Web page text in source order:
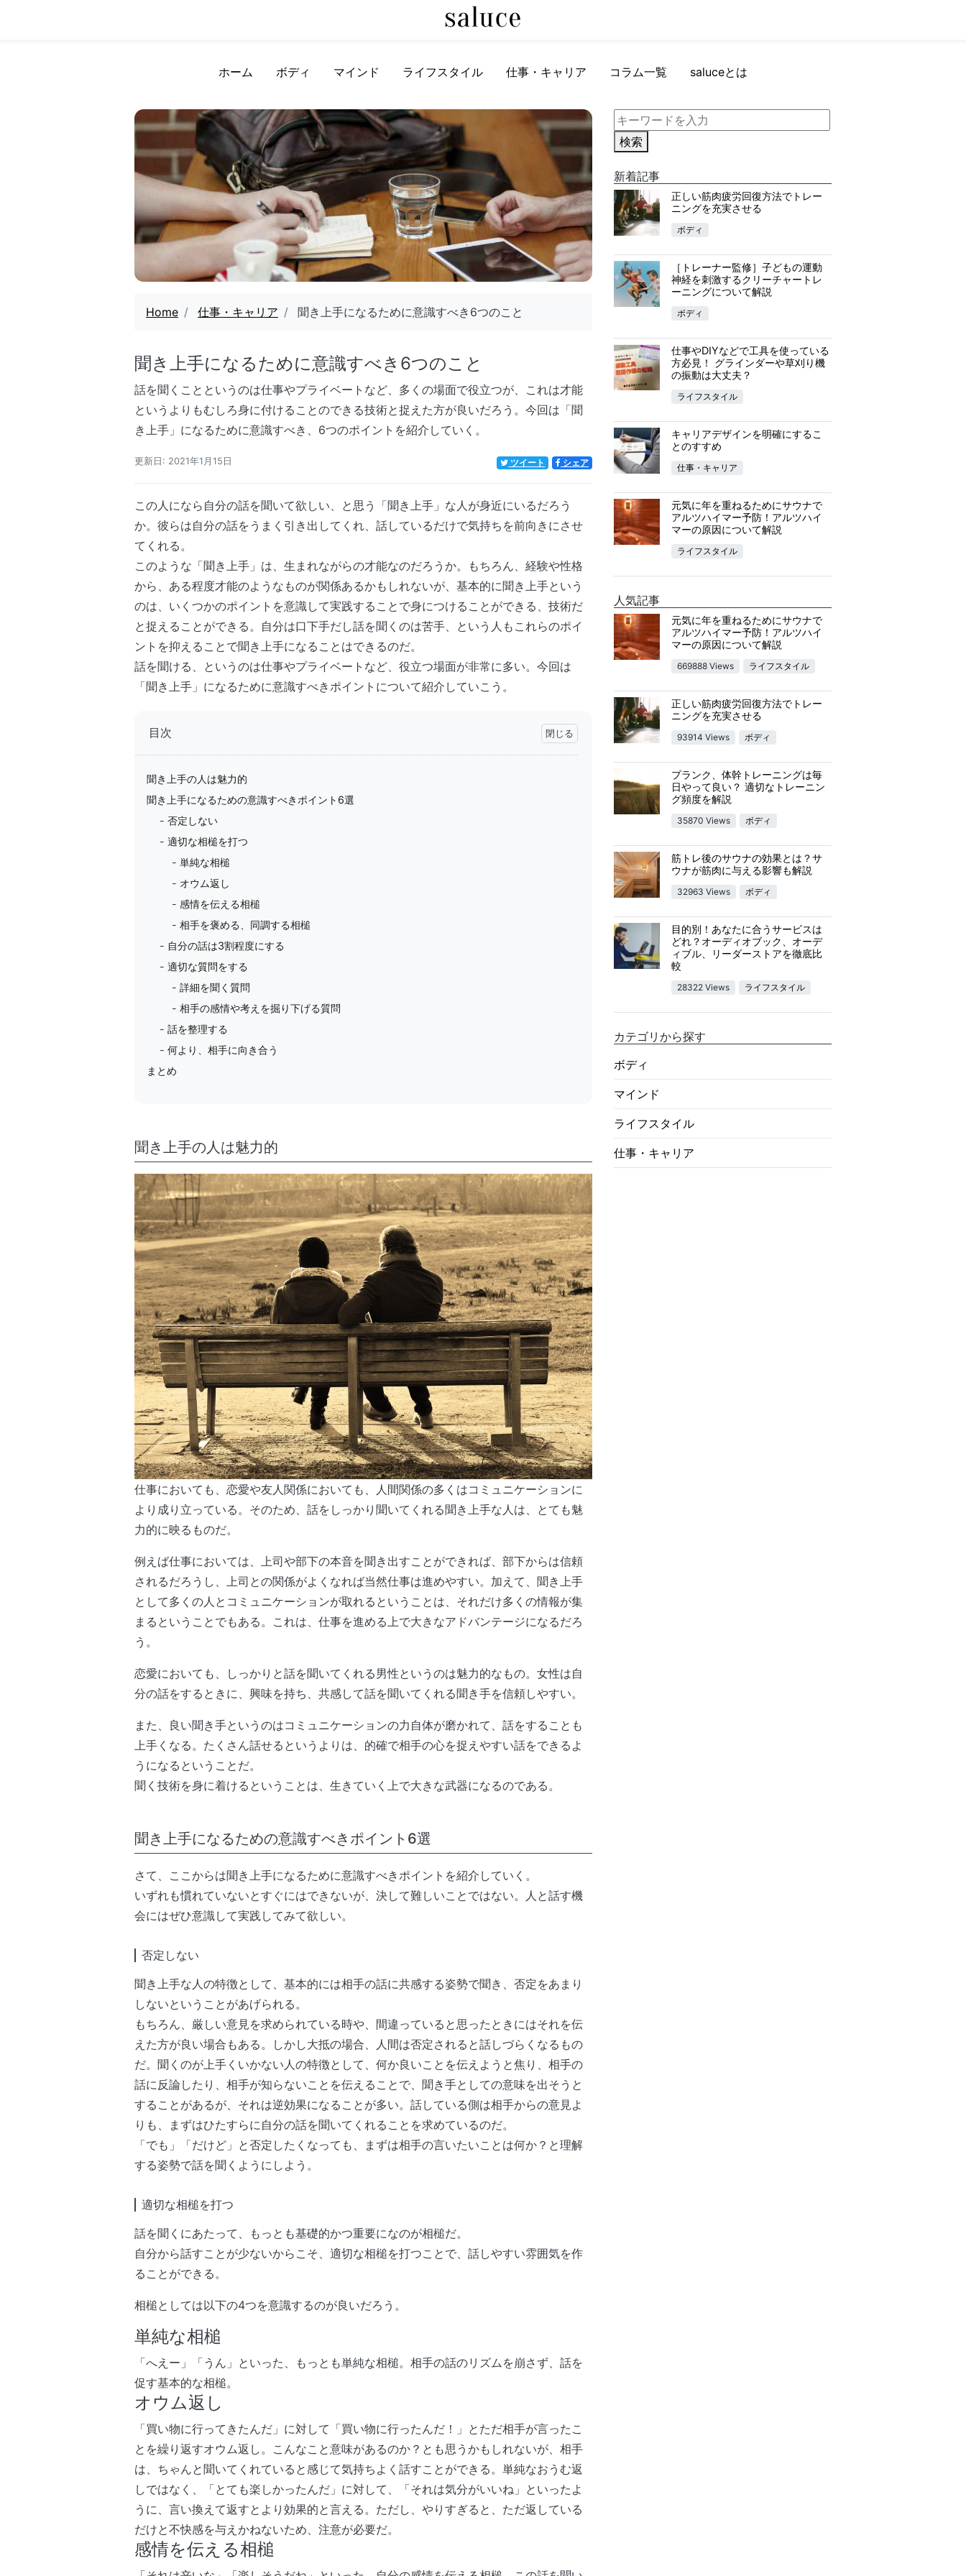
ホーム ボディ マインド ライフスタイル 仕事・キャリア コラム一覧 saluceとは
Home 仕事・キャリア 聞き上手になるために意識すべき6つのこと
聞き上手になるために意識すべき6つのこと
話を聞くことというのは仕事やプライベートなど、多くの場面で役立つが、これは才能
というよりもむしろ身に付けることのできる技術と捉えた方が良いだろう。今回は「聞
き上手」になるために意識すべき、6つのポイントを紹介していく。
更新日: 2021年1月15日 ツイート シェア
この人になら自分の話を聞いて欲しい、と思う「聞き上手」な人が身近にいるだろう
か。彼らは自分の話をうまく引き出してくれ、話しているだけで気持ちを前向きにさせ
てくれる。
このような「聞き上手」は、生まれながらの才能なのだろうか。もちろん、経験や性格
から、ある程度才能のようなものが関係あるかもしれないが、基本的に聞き上手という
のは、いくつかのポイントを意識して実践することで身につけることができる、技術だ
と捉えることができる。自分は口下手だし話を聞くのは苦手、という人もこれらのポイ
ントを抑えることで聞き上手になることはできるのだ。
話を聞ける、というのは仕事やプライベートなど、役立つ場面が非常に多い。今回は
「聞き上手」になるために意識すべきポイントについて紹介していこう。
目次
聞き上手の人は魅力的
聞き上手になるための意識すべきポイント6選
否定しない
適切な相槌を打つ
単純な相槌
オウム返し
感情を伝える相槌
相手を褒める、同調する相槌
自分の話は3割程度にする
適切な質問をする
詳細を聞く質問
相手の感情や考えを掘り下げる質問
話を整理する
何より、相手に向き合う
まとめ
聞き上手の人は魅力的
仕事においても、恋愛や友人関係においても、人間関係の多くはコミュニケーションに
より成り立っている。そのため、話をしっかり聞いてくれる聞き上手な人は、とても魅
力的に映るものだ。
例えば仕事においては、上司や部下の本音を聞き出すことができれば、部下からは信頼
されるだろうし、上司との関係がよくなれば当然仕事は進めやすい。加えて、聞き上手
として多くの人とコミュニケーションが取れるということは、それだけ多くの情報が集
まるということでもある。これは、仕事を進める上で大きなアドバンテージになるだろ
う。
恋愛においても、しっかりと話を聞いてくれる男性というのは魅力的なもの。女性は自
分の話をするときに、興味を持ち、共感して話を聞いてくれる聞き手を信頼しやすい。
また、良い聞き手というのはコミュニケーションの力自体が磨かれて、話をすることも
上手くなる。たくさん話せるというよりは、的確で相手の心を捉えやすい話をできるよ
うになるということだ。
聞く技術を身に着けるということは、生きていく上で大きな武器になるのである。
聞き上手になるための意識すべきポイント6選
さて、ここからは聞き上手になるために意識すべきポイントを紹介していく。
いずれも慣れていないとすぐにはできないが、決して難しいことではない。人と話す機
会にはぜひ意識して実践してみて欲しい。
否定しない
聞き上手な人の特徴として、基本的には相手の話に共感する姿勢で聞き、否定をあまり
しないということがあげられる。
もちろん、厳しい意見を求められている時や、間違っていると思ったときにはそれを伝
えた方が良い場合もある。しかし大抵の場合、人間は否定されると話しづらくなるもの
だ。聞くのが上手くいかない人の特徴として、何か良いことを伝えようと焦り、相手の
話に反論したり、相手が知らないことを伝えることで、聞き手としての意味を出そうと
することがあるが、それは逆効果になることが多い。話している側は相手からの意見よ
りも、まずはひたすらに自分の話を聞いてくれることを求めているのだ。
「でも」「だけど」と否定したくなっても、まずは相手の言いたいことは何か？と理解
する姿勢で話を聞くようにしよう。
適切な相槌を打つ
話を聞くにあたって、もっとも基礎的かつ重要になのが相槌だ。
自分から話すことが少ないからこそ、適切な相槌を打つことで、話しやすい雰囲気を作
ることができる。
相槌としては以下の4つを意識するのが良いだろう。
単純な相槌
「へえー」「うん」といった、もっとも単純な相槌。相手の話のリズムを崩さず、話を
促す基本的な相槌。
オウム返し
「買い物に行ってきたんだ」に対して「買い物に行ったんだ！」とただ相手が言ったこ
とを繰り返すオウム返し。こんなこと意味があるのか？とも思うかもしれないが、相手
は、ちゃんと聞いてくれていると感じて気持ちよく話すことができる。単純なおうむ返
しではなく、「とても楽しかったんだ」に対して、「それは気分がいいね」といったよ
うに、言い換えて返すとより効果的と言える。ただし、やりすぎると、ただ返している
だけと不快感を与えかねないため、注意が必要だ。
感情を伝える相槌
検索
新着記事
正しい筋肉疲労回復方法でトレー
ニングを充実させる
ボディ
［トレーナー監修］子どもの運動
神経を刺激するクリーチャートレ
ーニングについて解説
ボディ
仕事やDIYなどで工具を使っている
方必見！ グラインダーや草刈り機
の振動は大丈夫？
ライフスタイル
キャリアデザインを明確にするこ
とのすすめ
仕事・キャリア
元気に年を重ねるためにサウナで
アルツハイマー予防！アルツハイ
マーの原因について解説
ライフスタイル
人気記事
元気に年を重ねるためにサウナで
アルツハイマー予防！アルツハイ
マーの原因について解説
669888 Views ライフスタイル
正しい筋肉疲労回復方法でトレー
ニングを充実させる
93914 Views ボディ
プランク、体幹トレーニングは毎
日やって良い？ 適切なトレーニン
グ頻度を解説
35870 Views ボディ
筋トレ後のサウナの効果とは？サ
ウナが筋肉に与える影響も解説
32963 Views ボディ
目的別！あなたに合うサービスは
どれ？オーディオブック、オーデ
ィブル、リーダーストアを徹底比
較
28322 Views ライフスタイル
カテゴリから探す
ボディ
マインド
ライフスタイル
仕事・キャリア